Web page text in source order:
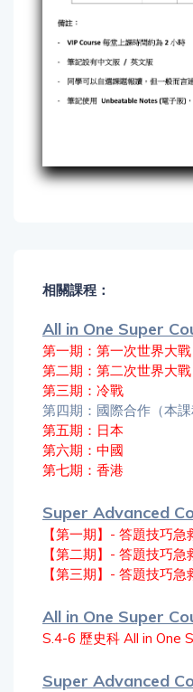
相關課程：
All in One Super
第一期：第一次世界大戰
第二期：第二次世界大戰
第三期：冷戰
第四期：國際合作（本課
第五期：日本
第六期：中國
第七期：香港
Super Advanced
【第一期】- 答題技巧急
【第二期】- 答題技巧急
【第三期】- 答題技巧
All in One Super
S.4-6 歷史科 All in One
Super Advanced